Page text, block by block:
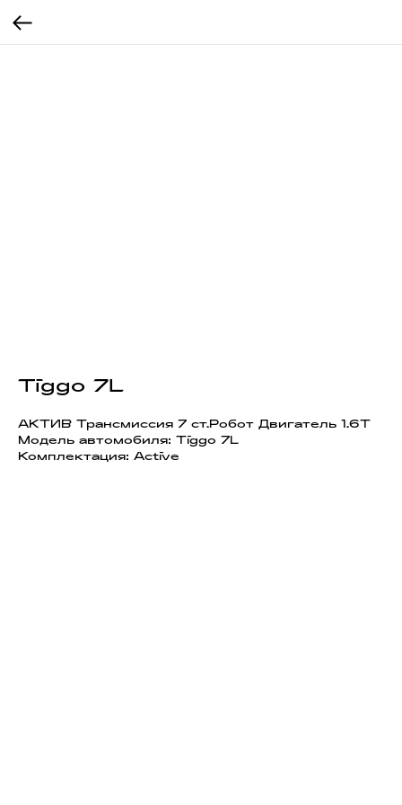
Tiggo 7L
АКТИВ Трансмиссия 7 ст.Робот Двигатель 1.6T
Модель автомобиля: Tiggo 7L
Комплектация: Active